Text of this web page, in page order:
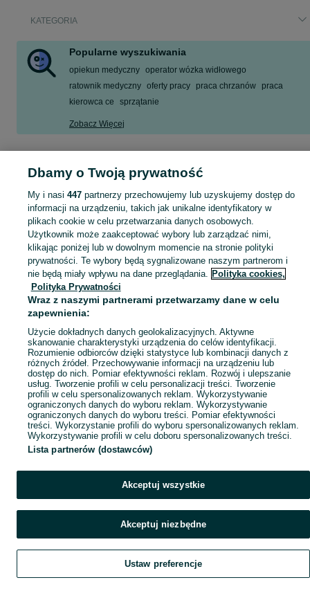
KATEGORIA
Popularne wyszukiwania
opiekun medyczny operator wózka widłowego
ratownik medyczny oferty pracy praca chrzanów
praca
kierowca ce
sprzątanie
Zobacz Więcej
Mapa kategorii
Mapa miejscowości
Mapa ministron
Popularne wyszukiwania
Szukaj Obserwujesz Dodaj Czat Konto
Dbamy o Twoją prywatność
My i nasi 447partnerzy przechowujemy lub uzyskujemy dostęp do
informacji na urządzeniu, takich jak unikalne identyfikatory w
plikach cookie w celu przetwarzania danych osobowych.
Użytkownik może zaakceptować wybory lub zarządzać nimi,
klikając poniżej lub w dowolnym momencie na stronie polityki
prywatności. Te wybory będą sygnalizowane naszym partnerom i
nie będą miały wpływu na dane przeglądania. Polityka cookies,
Polityka Prywatności
Wraz z naszymi partnerami przetwarzamy dane w celu
zapewnienia:
Użycie dokładnych danych geolokalizacyjnych. Aktywne
skanowanie charakterystyki urządzenia do celów identyfikacji.
Rozumienie odbiorców dzięki statystyce lub kombinacji danych z
różnych źródeł. Przechowywanie informacji na urządzeniu lub
dostęp do nich. Pomiar efektywności reklam. Rozwój i ulepszanie
usług. Tworzenie profili w celu personalizacji treści. Tworzenie
profili w celu spersonalizowanych reklam. Wykorzystywanie
ograniczonych danych do wyboru reklam. Wykorzystywanie
ograniczonych danych do wyboru treści. Pomiar efektywności
treści. Wykorzystanie profili do wyboru spersonalizowanych reklam.
Wykorzystywanie profili w celu doboru spersonalizowanych treści.
Lista partnerów (dostawców)
Akceptuj wszystkie
Akceptuj niezbędne
Ustaw preferencje